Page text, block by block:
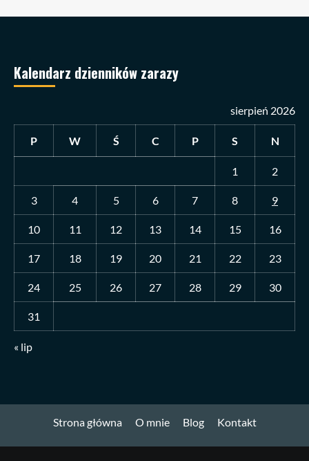
Kalendarz dzienników zarazy
sierpień 2026
P W Ś C P S N
1 2
3 4 5 6 7 8 9
10 11 12 13 14 15 16
17 18 19 20 21 22 23
24 25 26 27 28 29 30
31
« lip
Strona główna O mnie Blog Kontakt